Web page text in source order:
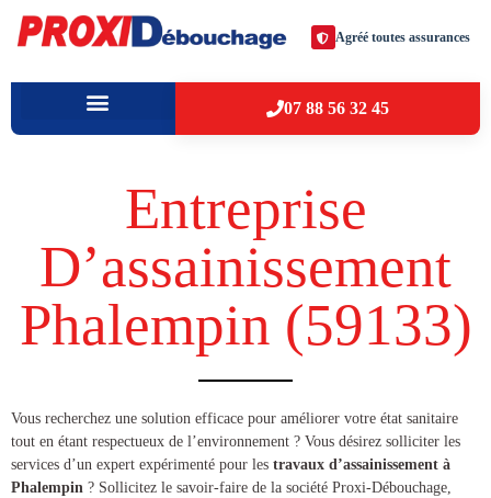
Agréé toutes assurances
07 88 56 32 45
Entreprise
D’assainissement
Phalempin (59133​)
​​Vous recherchez une solution efficace pour améliorer votre état sanitaire
tout en étant respectueux de l’environnement ? Vous désirez solliciter les
services d’un expert expérimenté pour les travaux d’assainissement à
Phalempin ? Sollicitez le savoir-faire de la société Proxi-Débouchage,